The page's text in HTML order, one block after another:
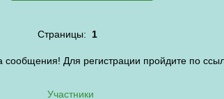
Страницы: 1
сообщения! Для регистрации пройдите по
Участники